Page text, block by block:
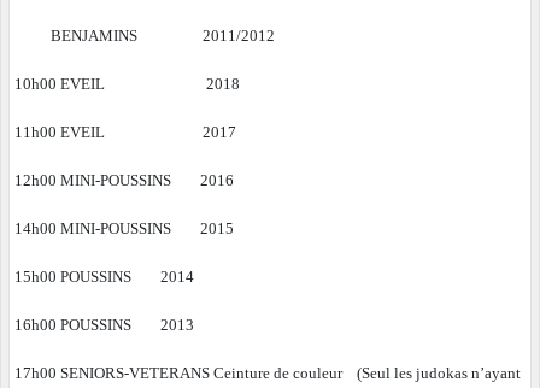
BENJAMINS 2011/2012
10h00 EVEIL 2018
11h00 EVEIL 2017
12h00 MINI-POUSSINS 2016
14h00 MINI-POUSSINS 2015
15h00 POUSSINS 2014
16h00 POUSSINS 2013
17h00 SENIORS-VETERANS Ceinture de couleur (Seul les judokas n’ayant